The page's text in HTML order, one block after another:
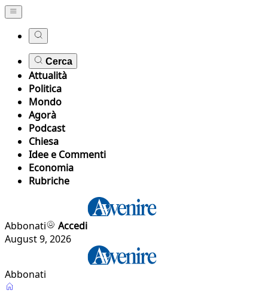
Cerca
Attualità
Politica
Mondo
Agorà
Podcast
Chiesa
Idee e Commenti
Economia
Rubriche
Abbonati
Accedi
August 9, 2026
Abbonati